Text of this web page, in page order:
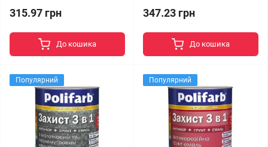
315.97 грн
До кошика
347.23 грн
До кошика
Популярний Популярний